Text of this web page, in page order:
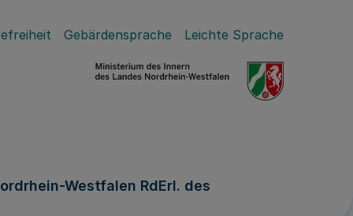
Gebärdensprache Leichte Sprache
Westfalen RdErl. des